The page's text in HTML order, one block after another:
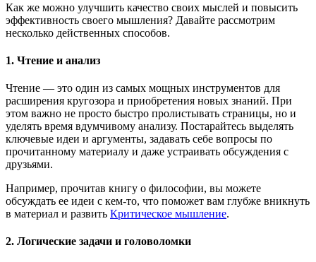
Как же можно улучшить качество своих мыслей и повысить
эффективность своего мышления? Давайте рассмотрим
несколько действенных способов.
1. Чтение и анализ
Чтение — это один из самых мощных инструментов для
расширения кругозора и приобретения новых знаний. При
этом важно не просто быстро пролистывать страницы, но и
уделять время вдумчивому анализу. Постарайтесь выделять
ключевые идеи и аргументы, задавать себе вопросы по
прочитанному материалу и даже устраивать обсуждения с
друзьями.
Например, прочитав книгу о философии, вы можете
обсуждать ее идеи с кем-то, что поможет вам глубже вникнуть
в материал и развить Критическое мышление.
2. Логические задачи и головоломки